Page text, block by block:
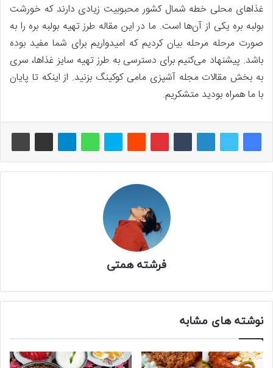
غذاهای محلی خطه شمال کشور محبوبیت زیادی دارند که خورشت
بولبه بره یکی از آن‌ها است. ما در این مقاله طرز تهیه بولبه بره را به
صورت مرحله مرحله بیان کردیم که امیدواریم برای شما مفید بوده
باشد. پیشنهاد می‌کنیم برای دسترسی به طرز تهیه سایز غذاها، سری
به بخش مقالات مجله آشپزی مامی کوکینگ بزنید. از اینکه تا پایان
با ما همراه بودید متشکریم.
فرشته همتی
نوشته های مشابه